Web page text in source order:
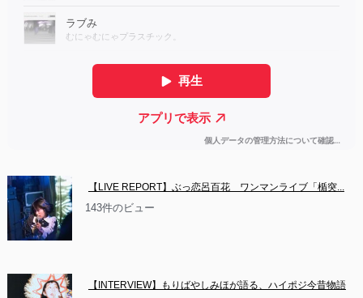
【LIVE REPORT】ぶっ恋呂百花　ワンマンライブ「楯突...
143件のビュー
【INTERVIEW】もりばやしみほが語る、ハイポジ今昔物語